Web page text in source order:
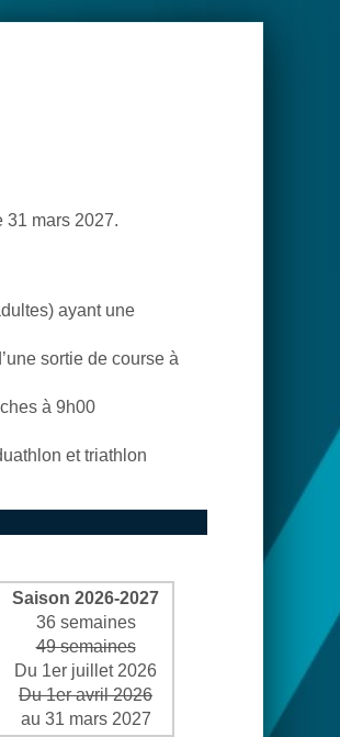
31 mars 2027.
ayant une
sortie de course à
à 9h00
et triathlon
Saison 2026-2027
36 semaines
49 semaines
Du 1er juillet 2026
Du 1er avril 2026
au 31 mars 2027